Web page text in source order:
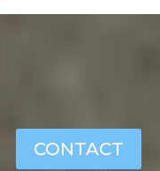
CONTACT